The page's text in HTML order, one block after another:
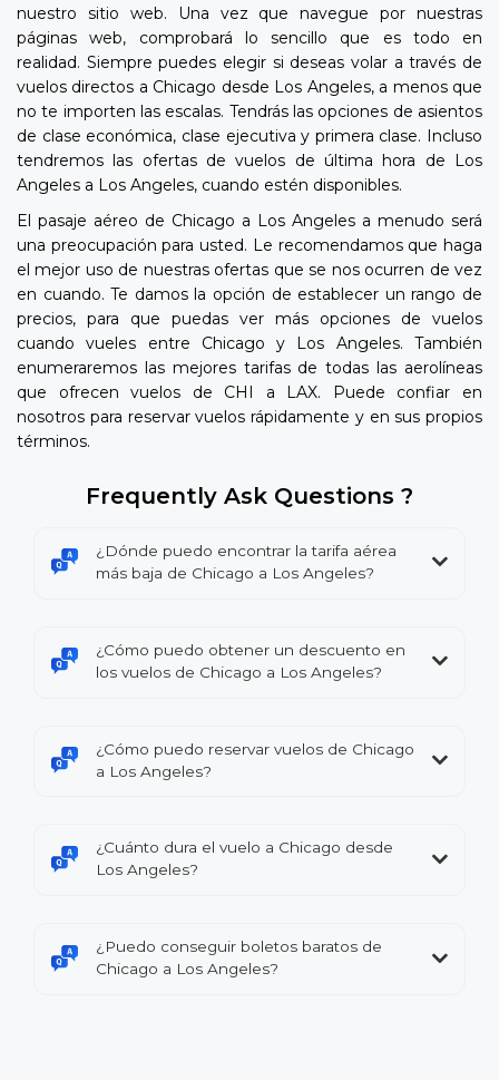
nuestro sitio web. Una vez que navegue por nuestras
páginas web, comprobará lo sencillo que es todo en
realidad. Siempre puedes elegir si deseas volar a través de
vuelos directos a Chicago desde Los Angeles, a menos que
no te importen las escalas. Tendrás las opciones de asientos
de clase económica, clase ejecutiva y primera clase. Incluso
tendremos las ofertas de vuelos de última hora de Los
Angeles a Los Angeles, cuando estén disponibles.
El pasaje aéreo de Chicago a Los Angeles a menudo será
una preocupación para usted. Le recomendamos que haga
el mejor uso de nuestras ofertas que se nos ocurren de vez
en cuando. Te damos la opción de establecer un rango de
precios, para que puedas ver más opciones de vuelos
cuando vueles entre Chicago y Los Angeles. También
enumeraremos las mejores tarifas de todas las aerolíneas
que ofrecen vuelos de CHI a LAX. Puede confiar en
nosotros para reservar vuelos rápidamente y en sus propios
términos.
Frequently Ask Questions ?
¿Dónde puedo encontrar la tarifa aérea
más baja de Chicago a Los Angeles?
¿Cómo puedo obtener un descuento en
los vuelos de Chicago a Los Angeles?
¿Cómo puedo reservar vuelos de Chicago
a Los Angeles?
¿Cuánto dura el vuelo a Chicago desde
Los Angeles?
¿Puedo conseguir boletos baratos de
Chicago a Los Angeles?